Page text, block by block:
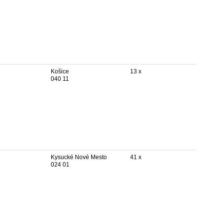
Košice
040 11
13 x
Kysucké Nové Mesto
024 01
41 x